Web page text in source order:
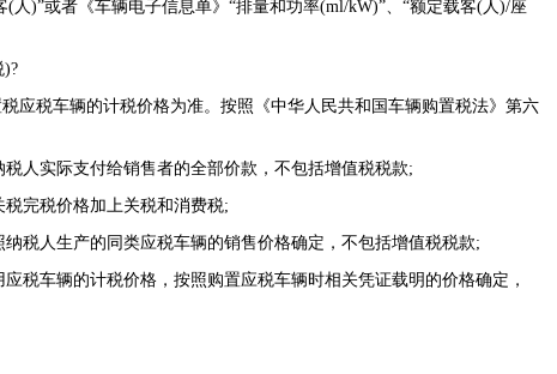
人)”或者《车辆电子信息单》“排量和功率(ml/kW)”、“额定载客(人)/座
税车辆的计税价格为准。按照《中华人民共和国车辆购置税法》第六
实际支付给销售者的全部价款，不包括增值税税款;
完税价格加上关税和消费税;
人生产的同类应税车辆的销售价格确定，不包括增值税税款;
车辆的计税价格，按照购置应税车辆时相关凭证载明的价格确定，